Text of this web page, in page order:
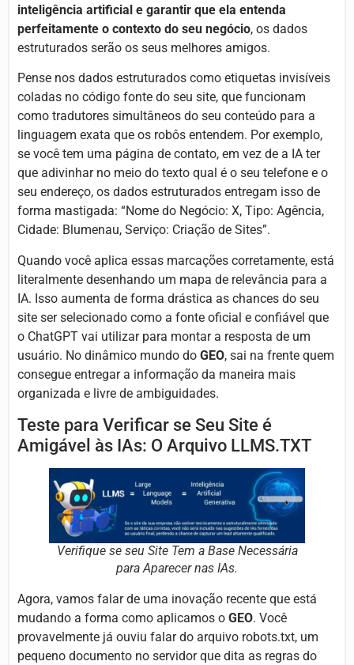
inteligência artificial e garantir que ela entenda
perfeitamente o contexto do seu negócio, os dados
estruturados serão os seus melhores amigos.
Pense nos dados estruturados como etiquetas invisíveis
coladas no código fonte do seu site, que funcionam
como tradutores simultâneos do seu conteúdo para a
linguagem exata que os robôs entendem. Por exemplo,
se você tem uma página de contato, em vez de a IA ter
que adivinhar no meio do texto qual é o seu telefone e o
seu endereço, os dados estruturados entregam isso de
forma mastigada: “Nome do Negócio: X, Tipo: Agência,
Cidade: Blumenau, Serviço: Criação de Sites”.
Quando você aplica essas marcações corretamente, está
literalmente desenhando um mapa de relevância para a
IA. Isso aumenta de forma drástica as chances do seu
site ser selecionado como a fonte oficial e confiável que
o ChatGPT vai utilizar para montar a resposta de um
usuário. No dinâmico mundo do GEO, sai na frente quem
consegue entregar a informação da maneira mais
organizada e livre de ambiguidades.
Teste para Verificar se Seu Site é
Amigável às IAs: O Arquivo LLMS.TXT
Verifique se seu Site Tem a Base Necessária
para Aparecer nas IAs.
Agora, vamos falar de uma inovação recente que está
mudando a forma como aplicamos o GEO. Você
provavelmente já ouviu falar do arquivo robots.txt, um
pequeno documento no servidor que dita as regras do